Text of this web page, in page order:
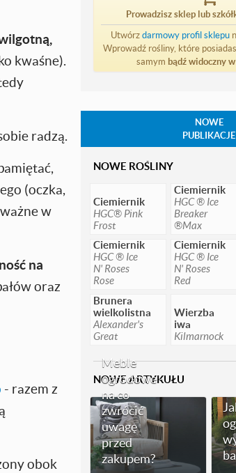
kwaśne).
radzą.
(oczka,
w
na
oraz
- razem z
obok
Prowadzisz sklep lub
Utwórzdarmowy profil sklepu
Wprowadź rośliny, które
samym bądź widoczny
NOWE
PUBLIKACJE
NOWE ROŚLINY
Ciemiernik
HGC® Pink
Frost
Ciemiernik
HGC ® Ice
Breaker
®Max
Ciemiernik
HGC ® Ice
N' Roses
Rose
Ciemiernik
HGC ® Ice
N' Roses
Red
Brunera
wielkolistna
Alexander's
Great
Wierzba
iwa
Kilmarnock
NOWE ARTYKUŁU
Meble
ogrodowe -
na co
zwrócić
uwagę
przed
zakupem?